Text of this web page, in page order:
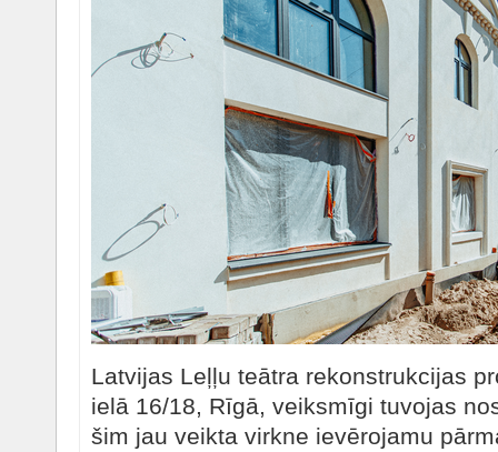
Latvijas Leļļu teātra rekonstrukcijas
ielā 16/18, Rīgā, veiksmīgi tuvojas
šim jau veikta virkne ievērojamu